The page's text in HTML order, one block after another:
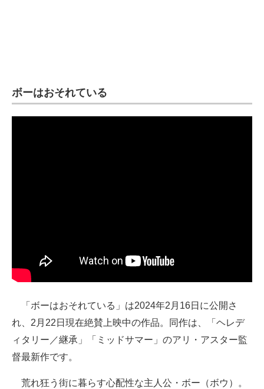
ボーはおそれている
「ボーはおそれている」は2024年2月16日に公開さ
れ、2月22日現在絶賛上映中の作品。同作は、「ヘレデ
ィタリー／継承」「ミッドサマー」のアリ・アスター監
督最新作です。
荒れ狂う街に暮らす心配性な主人公・ボー（ボウ）。